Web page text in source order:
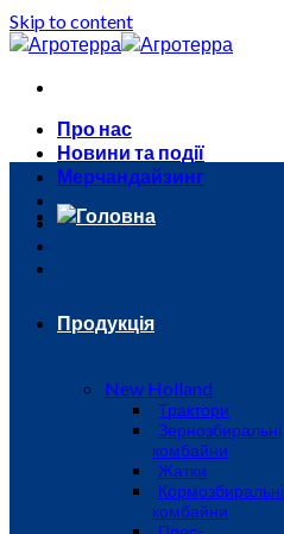
Skip to content
Про нас
Новини та події
Мерчандайзинг
Головна
Продукція
New Holland
Трактори
Зернозбиральні
комбайни
Жатки
Кормозбиральні
комбайни